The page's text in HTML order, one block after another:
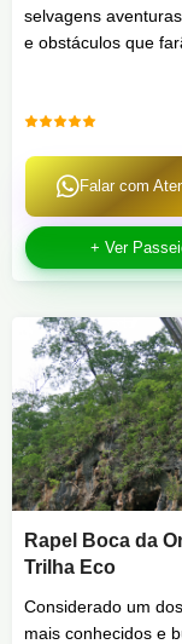
selvagens aventuras
e obstáculos que
Falar com
+ Ver
Rapel Boca da
Trilha Eco
Considerado um
mais conhecidos e